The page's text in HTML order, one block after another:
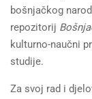
bošnjačkog
repozitorij
kulturno-naučni
studije.
Za svoj rad i